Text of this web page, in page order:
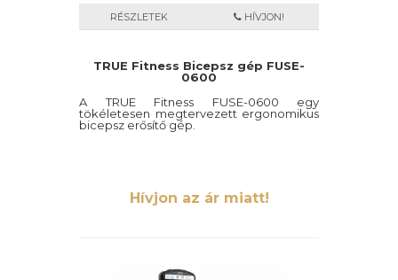
RÉSZLETEK HÍVJON!
TRUE Fitness Bicepsz gép FUSE-
0600
A TRUE Fitness FUSE-0600 egy
tökéletesen megtervezett ergonomikus
bicepsz erősítő gép.
Hívjon az ár miatt!